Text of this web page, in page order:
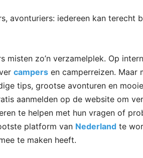
avonturiers: iedereen kan terecht
misten zo’n verzamelplek. Op
campers en camperreizen. Maar
tips, grootse avonturen en
aanmelden op de website om
te helpen met hun vragen of
platform van Nederland te
te maken heeft.